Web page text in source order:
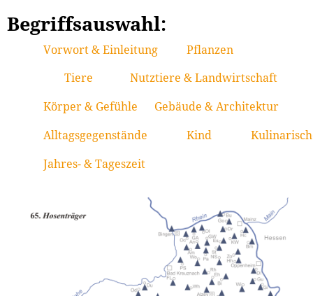
Begriffsauswahl:
Vorwort & Einleitung Pflanzen
Tiere Nutztiere & Landwirtschaft
Körper & Gefühle Gebäude & Architektur
Alltagsgegenstände Kind
Jahres- & Tageszeit